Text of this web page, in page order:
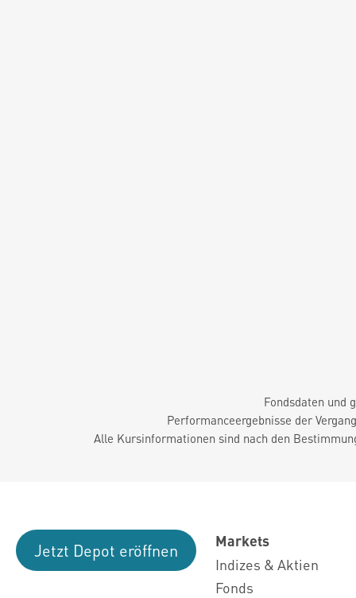
Fondsdaten und
Performanceergebnisse der
Alle Kursinformationen sind nach den
Jetzt Depot eröffnen
Markets
Indizes & Aktien
Fonds